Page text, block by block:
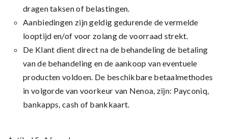
dragen taksen of belastingen.
Aanbiedingen zijn geldig gedurende de vermelde
looptijd en/of voor zolang de voorraad strekt.
De Klant dient direct na de behandeling de betaling
van de behandeling en de aankoop van eventuele
producten voldoen. De beschikbare betaalmethodes
in volgorde van voorkeur van Nenoa, zijn: Payconiq,
bankapps, cash of bankkaart.